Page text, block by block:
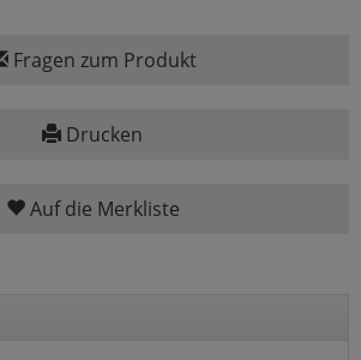
Fragen zum Produkt
Drucken
Auf die Merkliste